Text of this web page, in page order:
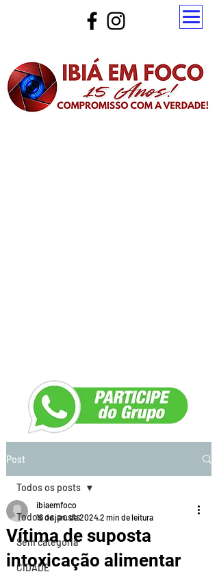
Post
Todos os posts
Sem categoria
CIDADE
Todos os posts
Vítima de suposta
intoxicação alimentar
ibiaemfoco
16 de jan. de 20242 min de leitura